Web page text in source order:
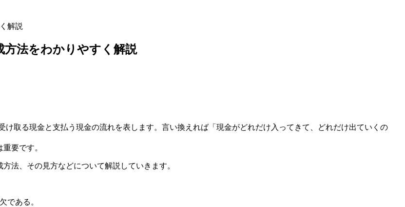
解説
方法をわかりやすく解説
け取る現金と支払う現金の流れを表します。言い換えれば「現金がどれだけ入ってきて、どれだけ出ていくの
要です。
法、その見方などについて解説していきます。
である。